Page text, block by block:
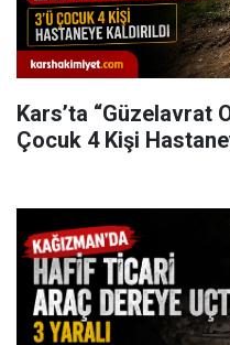
Kars’ta “Güzelavrat
Çocuk 4 Kişi